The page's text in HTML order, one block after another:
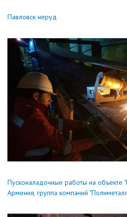
Павловск неруд
Пусконаладочные работы на объекте
Армения, группа компаний